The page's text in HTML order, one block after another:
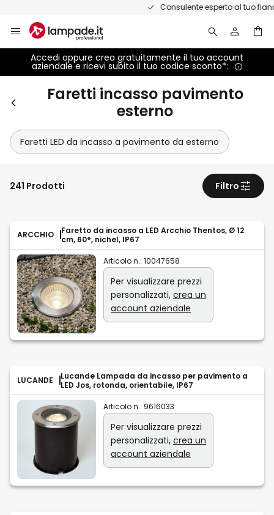
Consulente esperto al tuo fianco
contenuto
Accedi oppure crea gratuitamente il tuo account
aziendale e ricevi subito il tuo codice sconto*:
Faretti incasso pavimento
esterno
Faretti LED da incasso a pavimento da esterno
ARCCHIO
Faretto da incasso a LED Arcchio Thentos, Ø 12
cm, 60°, nichel, IP67
Articolo n.: 10047658
Per visualizzare prezzi
personalizzati, crea un
account aziendale
LUCANDE
Lucande Lampada da incasso per pavimento a
LED Jos, rotonda, orientabile, IP67
Articolo n.: 9616033
Per visualizzare prezzi
personalizzati, crea un
account aziendale
241 Prodotti Filtro